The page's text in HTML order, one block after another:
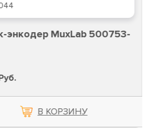
энкодер MuxLab 500753-
В КОРЗИНУ